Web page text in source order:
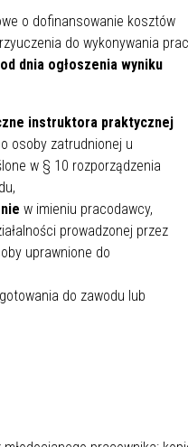
TRANSPLANTACJI
WYKAZ ZWIERZĄT
MOŻNA ZNALEŹĆ I JAK
PRACA W NGO?
OD PRACA.PL
PORADNIK DLA
DYREKTORA
o dofinansowanie kosztów
do wykonywania
dnia ogłoszenia wyniku
instruktora praktycznej
osoby zatrudnionej u
w § 10 rozporządzenia
w imieniu pracodawcy,
prowadzonej przez
uprawnione do
do zawodu lub